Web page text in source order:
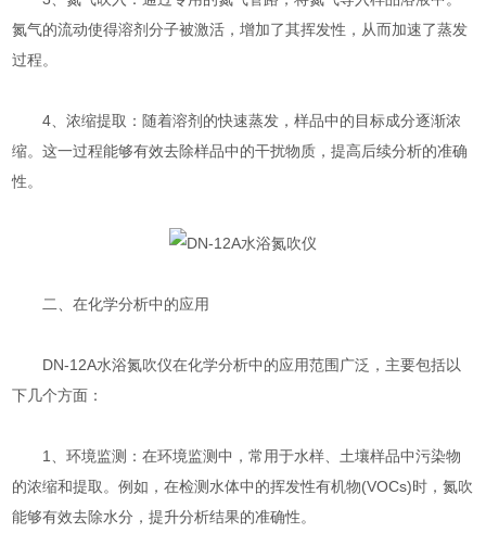
氮气的流动使得溶剂分子被激活，增加了其挥发性，从而加速了蒸发
过程。
4、浓缩提取：随着溶剂的快速蒸发，样品中的目标成分逐渐浓
缩。这一过程能够有效去除样品中的干扰物质，提高后续分析的准确
性。
二、在化学分析中的应用
DN-12A水浴氮吹仪在化学分析中的应用范围广泛，主要包括以
下几个方面：
1、环境监测：在环境监测中，常用于水样、土壤样品中污染物
的浓缩和提取。例如，在检测水体中的挥发性有机物(VOCs)时，氮吹
能够有效去除水分，提升分析结果的准确性。